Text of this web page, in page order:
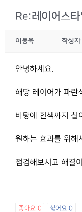
Re:레이어스
이동욱 작성자
안녕하세요.
해당 레이어가 파란
바탕에 흰색까지 칠
원하는 효과를 위해
점검해보시고 해결
좋아요 0 싫어요 0